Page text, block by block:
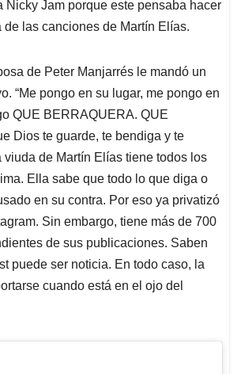
Nicky Jam porque este pensaba hacer
de las canciones de Martín Elías.
de Peter Manjarrés le mandó un
“Me pongo en su lugar, me pongo en
QUE BERRAQUERA. QUE
Dios te guarde, te bendiga y te
viuda de Martín Elías tiene todos los
Ella sabe que todo lo que diga o
en su contra. Por eso ya privatizó
Sin embargo, tiene más de 700
de sus publicaciones. Saben
puede ser noticia. En todo caso, la
cuando está en el ojo del